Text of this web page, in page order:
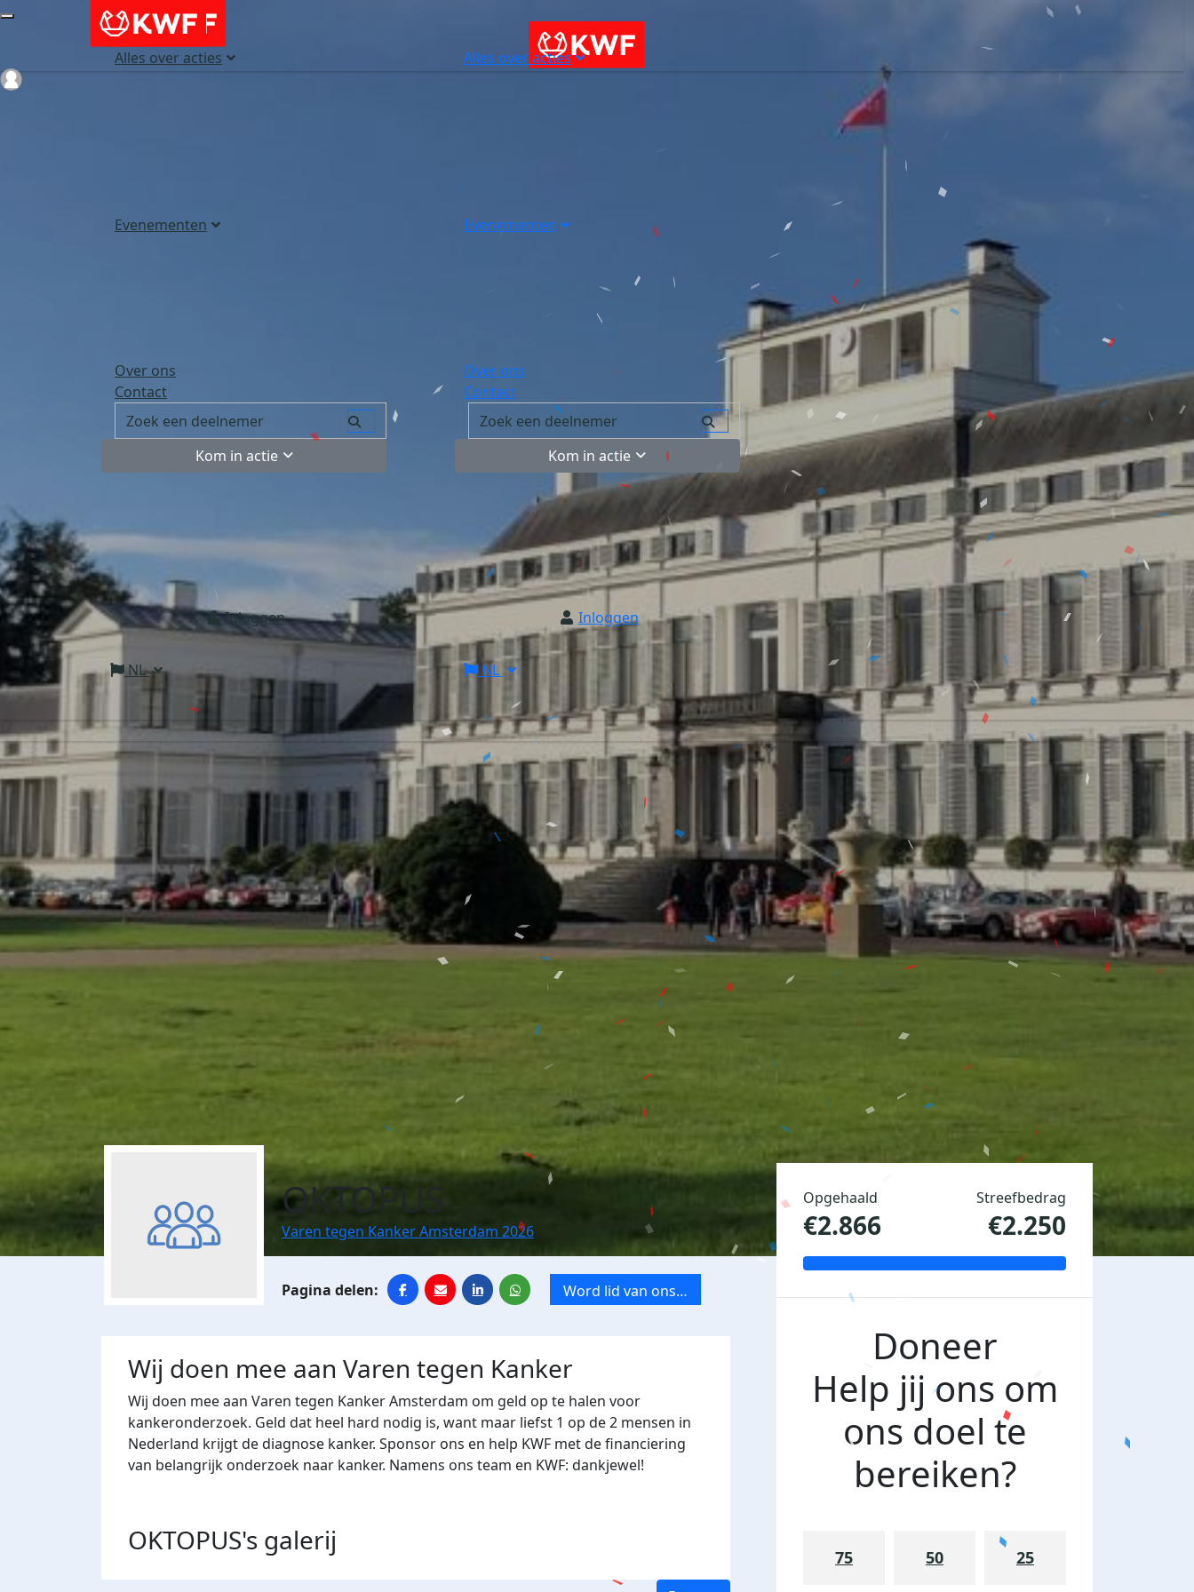
Alles over acties
Evenementen
Over ons
Contact
Kom in actie
Inloggen
NL
Alles over acties
Evenementen
Over ons
Contact
Kom in actie
Inloggen
NL
OKTOPUS
Varen tegen Kanker Amsterdam 2026
Word lid van ons
team
Wij doen mee aan Varen tegen Kanker
Wij doen mee aan Varen tegen Kanker Amsterdam om geld op te halen voor
kankeronderzoek. Geld dat heel hard nodig is, want maar liefst 1 op de 2 mensen in
Nederland krijgt de diagnose kanker. Sponsor ons en help KWF met de financiering
van belangrijk onderzoek naar kanker. Namens ons team en KWF: dankjewel!
OKTOPUS's galerij
Opgehaald
€2.866
Streefbedrag
€2.250
Doneer
Help jij ons om
ons doel te
bereiken?
75 50 25